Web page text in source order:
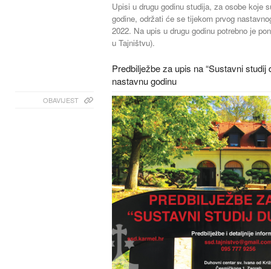
Upisi u drugu godinu studija, za osobe koje
godine, održati će se tijekom prvog
2022. Na upis u drugu godinu potrebno je
u Tajništvu).
Predbilježbe za upis na “Sustavni studij
nastavnu godinu
OBAVIJEST